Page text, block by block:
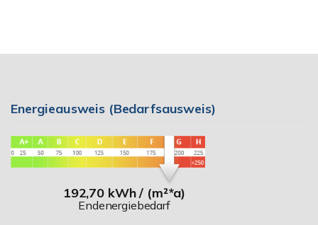
Energieausweis (Bedarfsausweis)
192,70 kWh / (m²*a)
Endenergiebedarf